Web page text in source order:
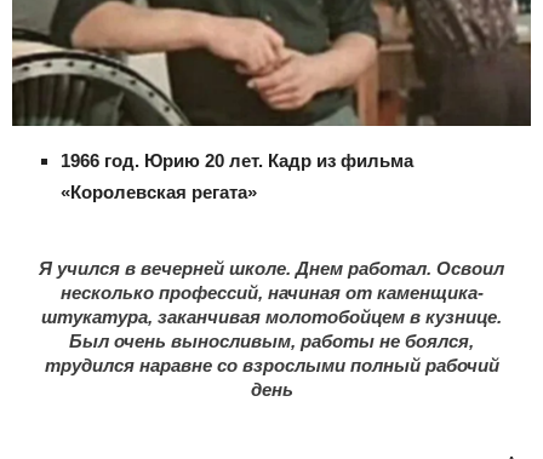
1966 год. Юрию 20 лет. Кадр из фильма
«Королевская регата»
Я учился в вечерней школе. Днем работал. Освоил
несколько профессий, начиная от каменщика-
штукатура, заканчивая молотобойцем в кузнице.
Был очень выносливым, работы не боялся,
трудился наравне со взрослыми полный рабочий
день